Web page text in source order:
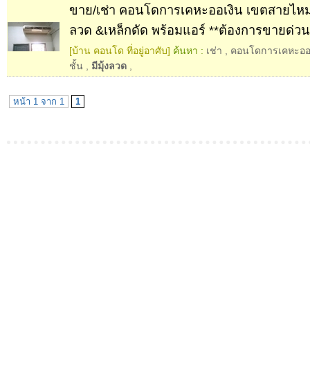
ขาย/เช่า คอนโดการเคหะออเงิน เขตสายไ
ลวด &เหล็กดัด พร้อมแอร์ **ต้องการขายด่ว
[บ้าน คอนโด ที่อยู่อาศับ] ค้นหา : เช่า
คอนโดการเคหะอ
ชั้น
มีมุ้งลวด
หน้า 1 จาก 1 1